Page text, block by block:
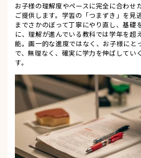
お子様の理解度やペースに完全に合わせ
ご提供します。学習の「つまずき」を見
までさかのぼって丁寧にやり直し、基礎
に、理解が進んでいる教科では学年を超
能。画一的な進度ではなく、お子様にと
で、無理なく、確実に学力を伸ばしてい
す。